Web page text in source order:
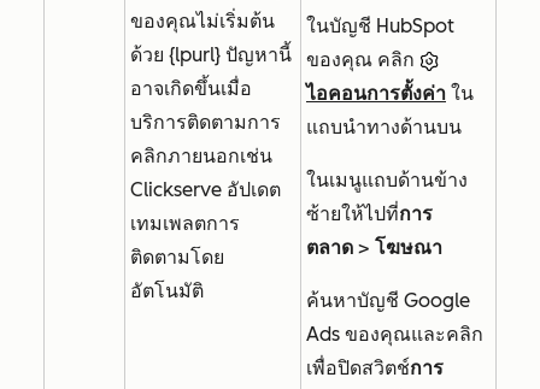
ของคุณไม่เริ่มต้น
ด้วย {lpurl} ปัญหานี้
อาจเกิดขึ้นเมื่อ
บริการติดตามการ
คลิกภายนอกเช่น
Clickserve อัปเดต
เทมเพลตการ
ติดตามโดย
อัตโนมัติ
ในบัญชี HubSpot
ของคุณ คลิก
ไอคอนการตั้งค่า ใน
แถบนำทางด้านบน
ในเมนูแถบด้านข้าง
ซ้ายให้ไปที่การ
ตลาด > โฆษณา
ค้นหาบัญชี Google
Ads ของคุณและคลิก
เพื่อปิดสวิตช์การ